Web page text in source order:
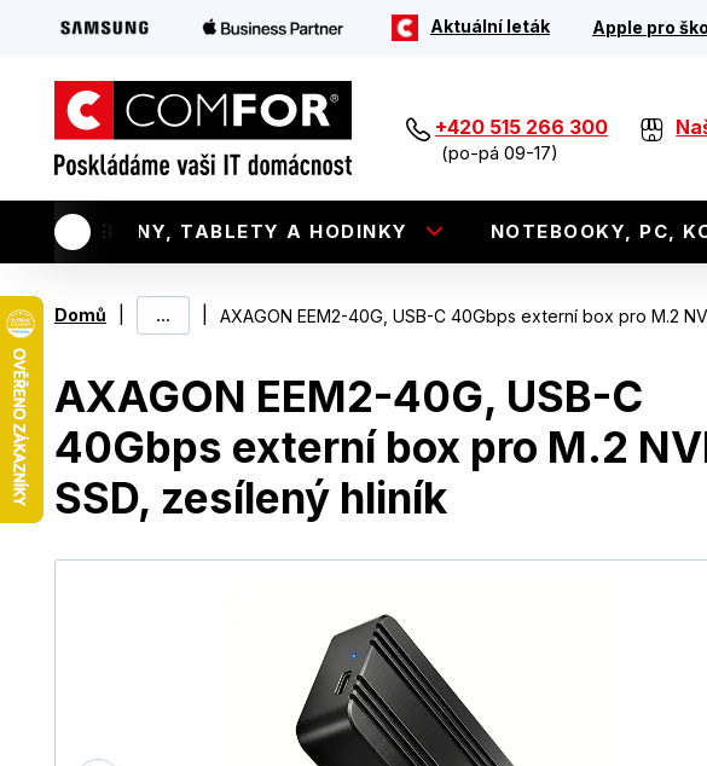
Aktuální leták Apple pro
+420 515 266 300
(po-pá 09-17)
TELEFONY, TABLETY A HODINKY NOTEBOOKY, PC,
Domů ... AXAGON EEM2-40G, USB-C 40Gbps externí box pro M.2
AXAGON EEM2-40G, USB-C
40Gbps externí box pro M.2
SSD, zesílený hliník